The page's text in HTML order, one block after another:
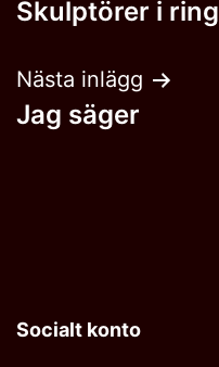
Skulptörer i ring
Nästa inlägg
Jag säger
Socialt konto